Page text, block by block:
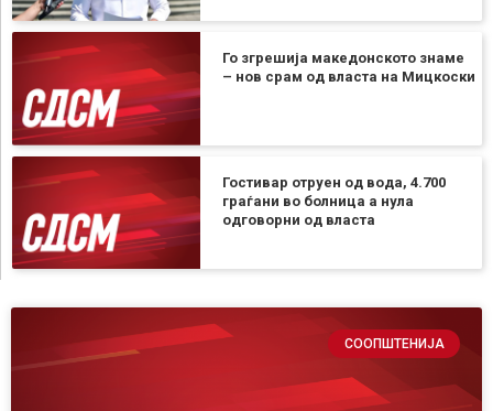
Го згрешија македонското знаме
– нов срам од власта на Мицкоски
Гостивар отруен од вода, 4.700
граѓани во болница а нула
одговорни од власта
СООПШТЕНИЈА